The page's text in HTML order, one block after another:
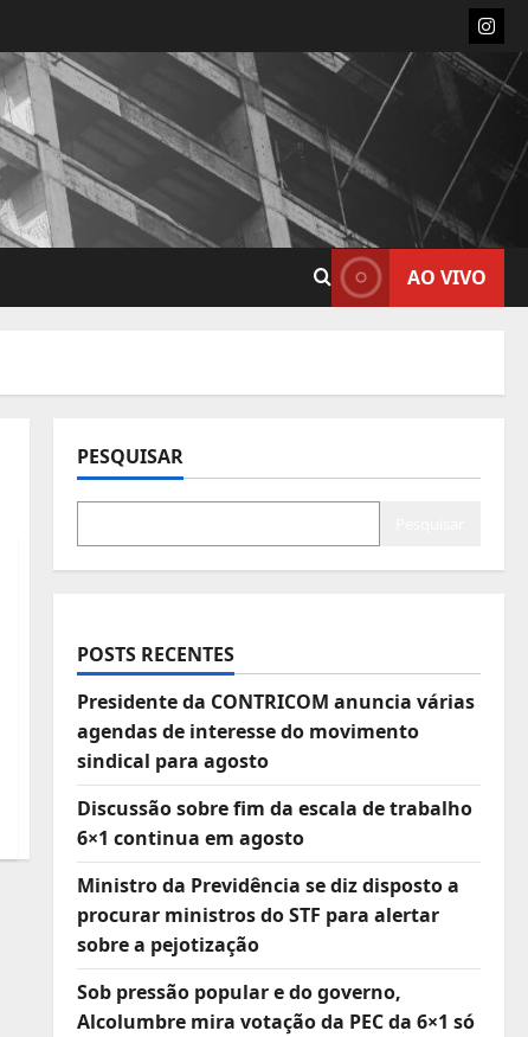
AO VIVO
PESQUISAR
POSTS RECENTES
Presidente da CONTRICOM anuncia várias
agendas de interesse do movimento
sindical para agosto
Discussão sobre fim da escala de trabalho
6×1 continua em agosto
Ministro da Previdência se diz disposto a
procurar ministros do STF para alertar
sobre a pejotização
Sob pressão popular e do governo,
Alcolumbre mira votação da PEC da 6×1 só